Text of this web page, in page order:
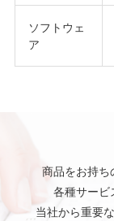
ソフトウェ
ア
商品をお持ち
各種サービ
当社から重要